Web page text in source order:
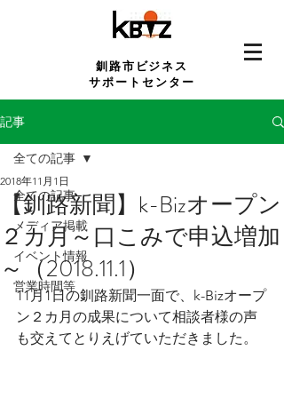
釧路市ビジネス
サポートセンター
記事
全ての記事
メディア掲載
イベント情報
営業時間等
全ての記事
【釧路新聞】k-Bizオープン
２カ月～口こみで申込増加
～（2018.11.1）
2018年11月1日
11月1日の釧路新聞一面で、k-Bizオープ
ン２カ月の成果について相談者様の声
も交えてとりえげていただきました。